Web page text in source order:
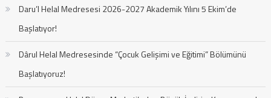
Daru’l Helal Medresesi 2026-2027 Akademik Yılını 5 Ekim’de
Başlatıyor!
Dârul Helal Medresesinde “Çocuk Gelişimi ve Eğitimi” Bölümünü
Başlatıyoruz!